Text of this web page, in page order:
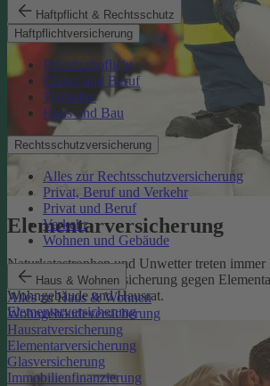
Haftpflicht & Rechtsschutz
Haftpflichtversicherung
Privathaftpflicht
Dienst und Beruf
Tierhalter
Haus und Bau
Rechtsschutzversicherung
Alles zur Rechtsschutzversicherung
Privat, Beruf und Verkehr
Privat und Beruf
Verkehr
Wohnen und Gebäude
Haus & Wohnen
Alles zu Haus & Wohnen
Wohngebäudeversicherung
Hausratversicherung
Elementarversicherung
Glasversicherung
Immobilienfinanzierung
Elementarversicherung
Naturkatastrophen und Unwetter treten
eine zuverlässige Absicherung gegen
Wohngebäude und Hausrat.
Elementarversicherung